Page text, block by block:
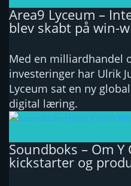
Area9 Lyceum –
blev skabt på win-
Med en milliardhandel
investeringer har Ulrik
Lyceum sat en ny
digital læring.
Soundboks – Om
kickstarter og